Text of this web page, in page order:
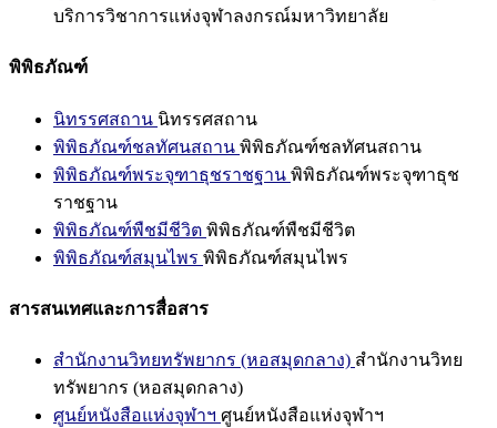
บริการวิชาการแห่งจุฬาลงกรณ์มหาวิทยาลัย
พิพิธภัณฑ์
นิทรรศสถาน นิทรรศสถาน
พิพิธภัณฑ์ชลทัศนสถาน พิพิธภัณฑ์ชลทัศนสถาน
พิพิธภัณฑ์พระจุฑาธุชราชฐาน พิพิธภัณฑ์พระจุฑาธุช
ราชฐาน
พิพิธภัณฑ์พืชมีชีวิต พิพิธภัณฑ์พืชมีชีวิต
พิพิธภัณฑ์สมุนไพร พิพิธภัณฑ์สมุนไพร
สารสนเทศและการสื่อสาร
สำนักงานวิทยทรัพยากร (หอสมุดกลาง) สำนักงานวิทย
ทรัพยากร (หอสมุดกลาง)
ศูนย์หนังสือแห่งจุฬาฯ ศูนย์หนังสือแห่งจุฬาฯ